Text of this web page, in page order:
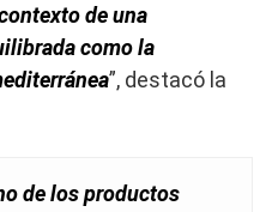
de una
como la
”, destacó la
de los productos